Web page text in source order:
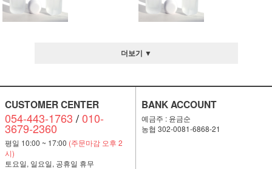
더보기 ▼
CUSTOMER CENTER
054-443-1763 /010-
3679-2360
평일 10:00 ~ 17:00 (주문마감 오후 2
시)
토요일, 일요일, 공휴일 휴무
BANK ACCOUNT
예금주 : 윤금순
농협 302-0081-6868-21